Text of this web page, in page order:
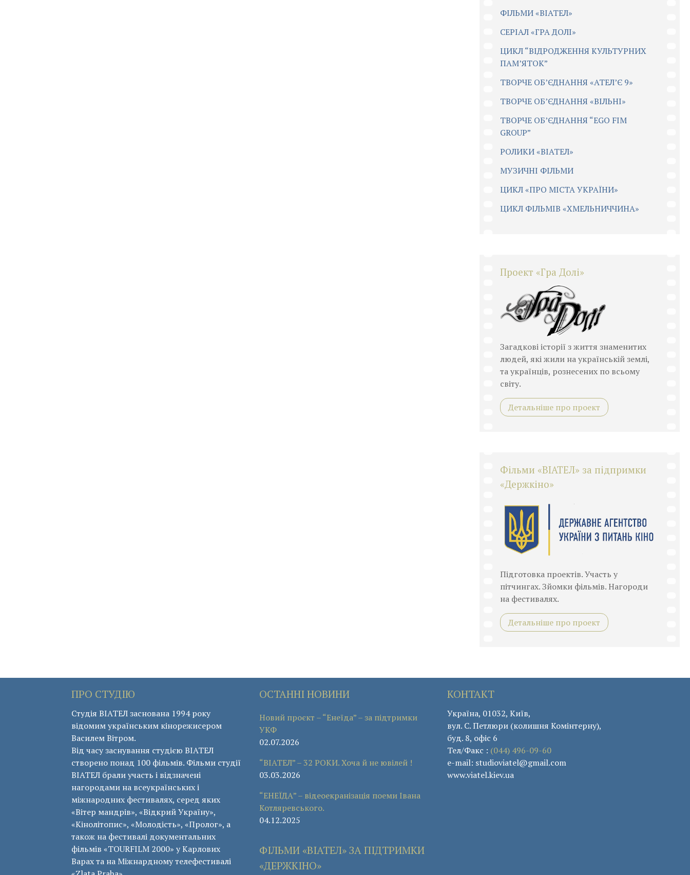
ФІЛЬМИ «ВІАТЕЛ»
СЕРІАЛ «ГРА ДОЛІ»
ЦИКЛ “ВІДРОДЖЕННЯ КУЛЬТУРНИХ
ПАМ’ЯТОК”
ТВОРЧЕ ОБ’ЄДНАННЯ «АТЕЛ’Є 9»
ТВОРЧЕ ОБ’ЄДНАННЯ «ВІЛЬНІ»
ТВОРЧЕ ОБ’ЄДНАННЯ “EGO FIM
GROUP”
РОЛИКИ «ВІАТЕЛ»
МУЗИЧНІ ФІЛЬМИ
ЦИКЛ «ПРО МІСТА УКРАЇНИ»
ЦИКЛ ФІЛЬМІВ «ХМЕЛЬНИЧЧИНА»
Проект «Гра Долі»
Загадкові історії з життя знаменитих
людей, які жили на українській землі,
та українців, рознесених по всьому
світу.
Детальніше про проект
Фільми «ВІАТЕЛ» за підпримки
«Держкіно»
Підготовка проектів. Участь у
пітчингах. Зйомки фільмів. Нагороди
на фестивалях.
Детальніше про проект
ПРО СТУДІЮ
Студія ВІАТЕЛ заснована 1994 року
відомим українським кінорежисером
Василем Вітром.
Від часу заснування студією ВІАТЕЛ
створено понад 100 фільмів. Фільми студії
ВІАТЕЛ брали участь і відзначені
нагородами на всеукраїнських і
міжнародних фестивалях, серед яких
«Вітер мандрів», «Відкрий Україну»,
«Кінолітопис», «Молодість», «Пролог», а
також на фестивалі документальних
фільмів «ТОURFILM 2000» у Карлових
Варах та на Міжнардному телефестивалі
ОСТАННІ НОВИНИ
Новий проєкт – “Енеїда” – за підтримки
УКФ
02.07.2026
“ВІАТЕЛ” – 32 РОКИ. Хоча й не ювілей !
03.03.2026
“ЕНЕЇДА” – відеоекранізація поеми Івана
Котляревського.
04.12.2025
ФІЛЬМИ «ВІАТЕЛ» ЗА ПІДТРИМКИ
«ДЕРЖКІНО»
КОНТАКТ
Україна, 01032, Київ,
вул. С. Петлюри (колишня Комінтерну),
буд. 8, офіс 6
Тел/Факс : (044) 496-09-60
e-mail: studioviatel@gmail.com
www.viatel.kiev.ua